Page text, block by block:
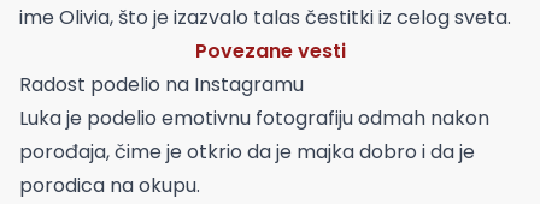
ime Olivia, što je izazvalo talas čestitki iz celog sveta.
Povezane vesti
Radost podelio na Instagramu
Luka je podelio emotivnu fotografiju odmah nakon
porođaja, čime je otkrio da je majka dobro i da je
porodica na okupu.